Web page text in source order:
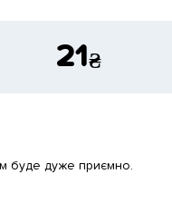
21
буде дуже приємно.